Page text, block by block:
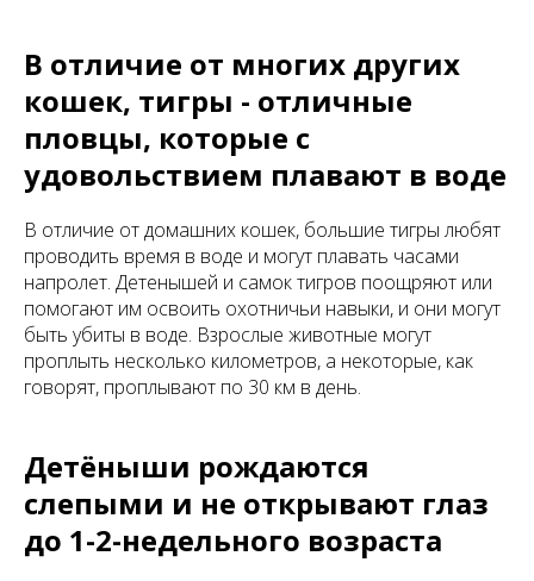
В отличие от многих других
кошек, тигры - отличные
пловцы, которые с
удовольствием плавают в воде
В отличие от домашних кошек, большие тигры любят
проводить время в воде и могут плавать часами
напролет. Детенышей и самок тигров поощряют или
помогают им освоить охотничьи навыки, и они могут
быть убиты в воде. Взрослые животные могут
проплыть несколько километров, а некоторые, как
говорят, проплывают по 30 км в день.
Детёныши рождаются
слепыми и не открывают глаз
до 1-2-недельного возраста